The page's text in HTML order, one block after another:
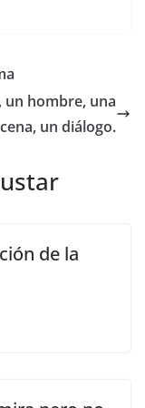
un hombre, una
un diálogo.
de la